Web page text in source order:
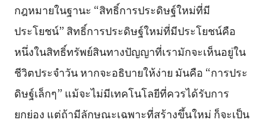
กฎหมายในฐานะ “สิทธิ์การประดิษฐ์ใหม่ที่มี
ประโยชน์” สิทธิ์การประดิษฐ์ใหม่ที่มีประโยชน์คือ
หนึ่งในสิทธิ์ทรัพย์สินทางปัญญาที่เรามักจะเห็นอยู่ใน
ชีวิตประจำวัน หากจะอธิบายให้ง่าย มันคือ “การประ
ดิษฐ์เล็กๆ” แม้จะไม่มีเทคโนโลยีที่ควรได้รับการ
ยกย่อง แต่ถ้ามีลักษณะเฉพาะที่สร้างขึ้นใหม่ ก็จะเป็น